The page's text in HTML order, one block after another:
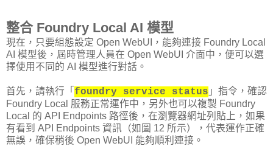
整合 Foundry Local AI 模型
現在，只要組態設定 Open WebUI，能夠連接 Foundry Local
AI 模型後，屆時管理人員在 Open WebUI 介面中，便可以選
擇使用不同的 AI 模型進行對話。
首先，請執行「 foundry service status 」指令，確認
Foundry Local 服務正常運作中，另外也可以複製 Foundry
Local 的 API Endpoints 路徑後，在瀏覽器網址列貼上，如果
有看到 API Endpoints 資訊（如圖 12 所示），代表運作正確
無誤，確保稍後 Open WebUI 能夠順利連接。